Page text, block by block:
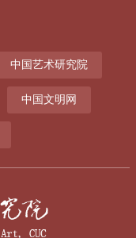
中国艺术研究院
中国文明网